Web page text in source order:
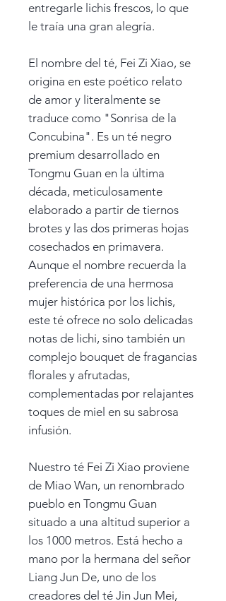
entregarle lichis frescos, lo que
le traía una gran alegría.
El nombre del té, Fei Zi Xiao, se
origina en este poético relato
de amor y literalmente se
traduce como "Sonrisa de la
Concubina". Es un té negro
premium desarrollado en
Tongmu Guan en la última
década, meticulosamente
elaborado a partir de tiernos
brotes y las dos primeras hojas
cosechados en primavera.
Aunque el nombre recuerda la
preferencia de una hermosa
mujer histórica por los lichis,
este té ofrece no solo delicadas
notas de lichi, sino también un
complejo bouquet de fragancias
florales y afrutadas,
complementadas por relajantes
toques de miel en su sabrosa
infusión.
Nuestro té Fei Zi Xiao proviene
de Miao Wan, un renombrado
pueblo en Tongmu Guan
situado a una altitud superior a
los 1000 metros. Está hecho a
mano por la hermana del señor
Liang Jun De, uno de los
creadores del té Jin Jun Mei,